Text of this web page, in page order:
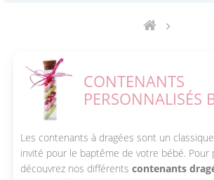
CONTENANTS
PERSONNALISÉS
Les contenants à dragées sont un
invité pour le baptême de votre bébé. Pour
découvrez nos différents contenants